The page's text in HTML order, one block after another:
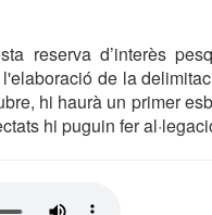
reserva d’interès
de la
hi haurà un primer
hi puguin fer